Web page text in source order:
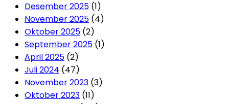
Desember 2025 (1)
November 2025 (4)
Oktober 2025 (2)
September 2025 (1)
April 2025 (2)
Juli 2024 (47)
November 2023 (3)
Oktober 2023 (11)